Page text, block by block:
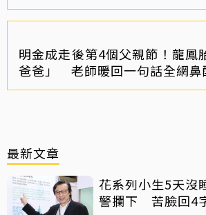
明金成走後第4個父親節！龍鳳
爸爸」 老師暖回一句話全網鼻
最新文章
花系列小生5天沒
警攔下 苦臉回4